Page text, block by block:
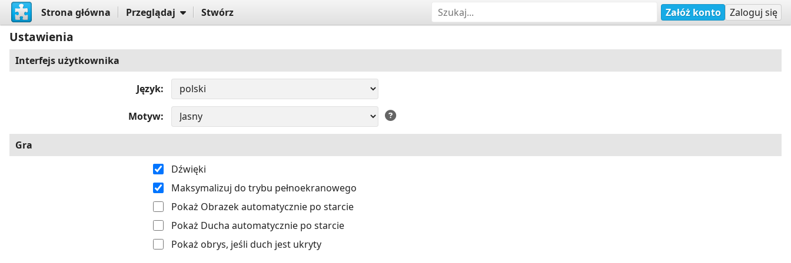
Strona główna Przeglądaj Stwórz Załóż konto Zaloguj się
Ustawienia
Interfejs użytkownika
Język
Motyw
Gra
Dźwięki
Maksymalizuj do trybu pełnoekranowego
Pokaż Obrazek automatycznie po starcie
Pokaż Ducha automatycznie po starcie
Pokaż obrys, jeśli duch jest ukryty